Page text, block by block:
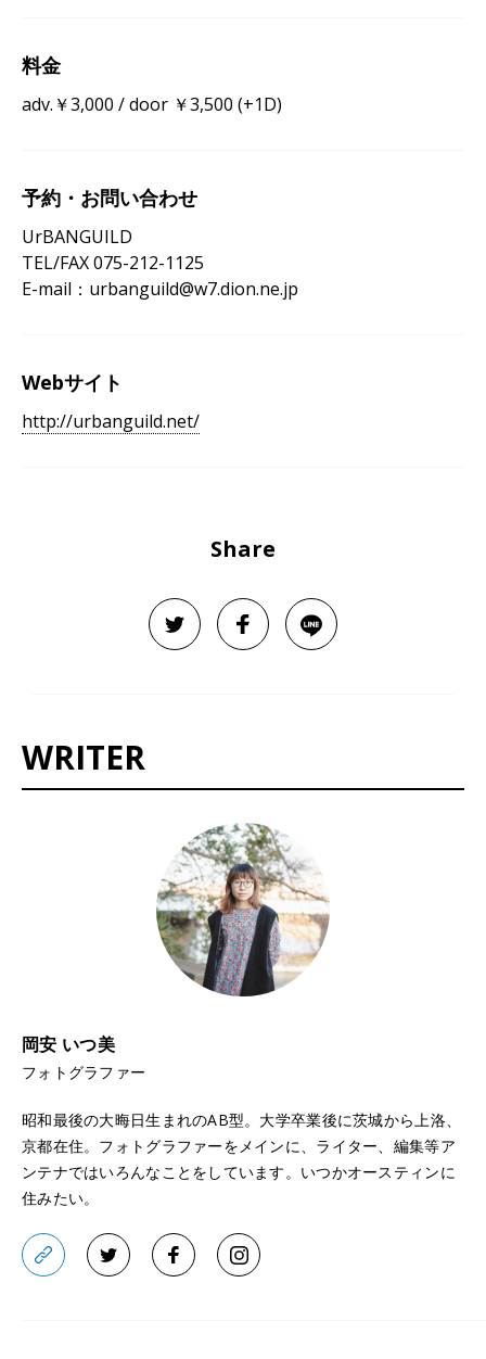
料金
adv.￥3,000 / door ￥3,500 (+1D)
予約・お問い合わせ
UrBANGUILD
TEL/FAX 075-212-1125
E-mail：urbanguild@w7.dion.ne.jp
Webサイト
http://urbanguild.net/
Share
WRITER
岡安 いつ美
フォトグラファー
昭和最後の大晦日生まれのAB型。大学卒業後に茨城から上洛、
京都在住。フォトグラファーをメインに、ライター、編集等ア
ンテナではいろんなことをしています。いつかオースティンに
住みたい。